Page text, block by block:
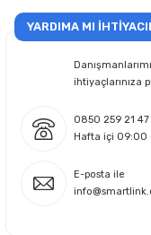
YARDIMA MI
ihtiyaçlarınıza
0850 259 21 47
Hafta içi 09:00
E-posta ile